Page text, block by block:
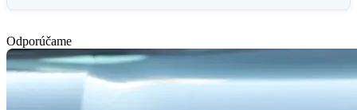
Odporúčame